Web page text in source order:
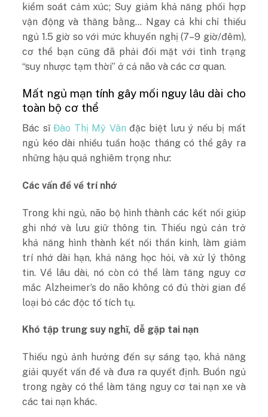
kiểm soát cảm xúc​; Suy giảm khả năng phối hợp
vận động và thăng bằng… Ngay cả khi chỉ thiếu
ngủ 1.5 giờ so với mức khuyến nghị (7–9 giờ/đêm),
cơ thể bạn cũng đã phải đối mặt với tình trạng
“suy nhược tạm thời” ở cả não và các cơ quan​.
Mất ngủ mạn tính gây mối nguy lâu dài cho
toàn bộ cơ thể
Bác sĩĐào Thị Mỹ Vân đặc biệt lưu ý nếu bị mất
ngủ kéo dài nhiều tuần hoặc tháng có thể gây ra
những hậu quả nghiêm trọng như:
Các vấn đề về trí nhớ
Trong khi ngủ, não bộ hình thành các kết nối giúp
ghi nhớ và lưu giữ thông tin. Thiếu ngủ cản trở
khả năng hình thành kết nối thần kinh, làm giảm
trí nhớ dài hạn, khả năng học hỏi, và xử lý thông
tin. Về lâu dài, nó còn có thể làm tăng nguy cơ
mắc Alzheimer’s do não không có đủ thời gian để
loại bỏ các độc tố tích tụ​.
Khó tập trung suy nghĩ, dễ gặp tai nạn
Thiếu ngủ ảnh hưởng đến sự sáng tạo, khả năng
giải quyết vấn đề và đưa ra quyết định. Buồn ngủ
trong ngày có thể làm tăng nguy cơ tai nạn xe và
các tai nạn khác.